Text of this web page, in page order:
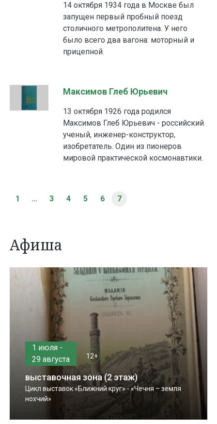
14 октября 1934 года в Москве был
запущен первый пробный поезд
столичного метрополитена. У него
было всего два вагона: моторный и
прицепной.
Максимов Глеб Юрьевич
13 октября 1926 года родился
Максимов Глеб Юрьевич - российский
ученый, инженер-конструктор,
изобретатель. Один из пионеров
мировой практической космонавтики.
1 ... 3 4 5 6 7
Афиша
1 июля -
29 августа
12+
выставочная зона (2 этаж)
Цикл выставок «Ближний круг» - «Чечня – земля
нохчий»